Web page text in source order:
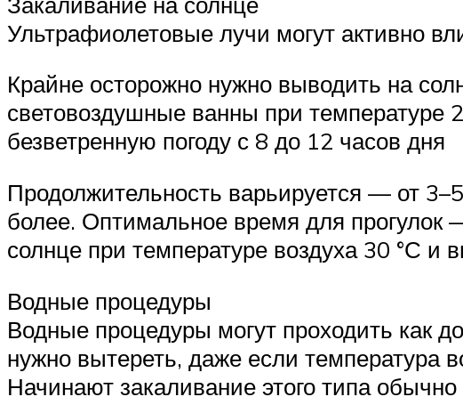
Ультрафиолетовые лучи могут активно
Крайне осторожно нужно выводить на
световоздушные ванны при
безветренную погоду с 8 до 12 часов дня
Продолжительность варьируется — от
более. Оптимальное время для
солнце при температуре воздуха 30 °С и
Водные процедуры
Водные процедуры могут проходить как
нужно вытереть, даже если температура
Начинают закаливание этого типа